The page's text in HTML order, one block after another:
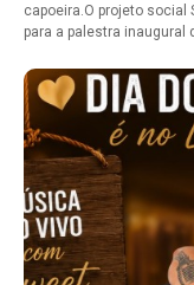
capoeira.O projeto social
para a palestra inaugural